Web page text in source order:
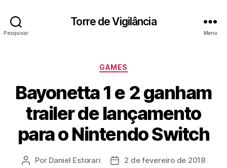
Pesquisar
Torre de Vigilância
Menu
Categorias
GAMES
Bayonetta 1 e 2 ganham
trailer de lançamento
para o Nintendo Switch
Autor
Por Daniel Estorari
Data2 de fevereiro de 2018